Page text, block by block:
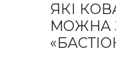
ЯКІ
МОЖНА